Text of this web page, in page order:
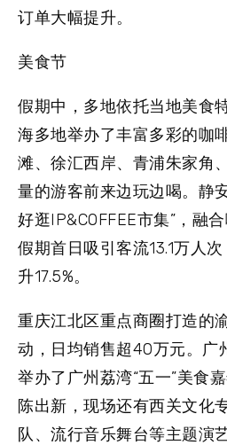
订单大幅提升。
美食节
假期中，多地依托当地美食
海多地举办了丰富多彩的咖
滩、徐汇西岸、青浦朱家角
量的游客前来边玩边喝。静
好逛IP&COFFEE市集”，融
假期首日吸引客流13.1万人
升17.5%。
重庆江北区重点商圈打造的
动，日均销售超40万元。广
举办了广州荔湾“五一”美食
陈出新，现场还有西关文化
队、流行音乐舞台等主题演